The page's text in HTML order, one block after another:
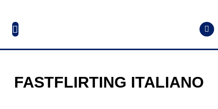
FASTFLIRTING ITALIANO